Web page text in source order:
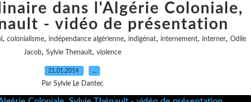
dans l'Algérie Coloniale,
- vidéo de présentation
, colonialisme, indépendance algérienne, indigénat, internement, interner, Odile
Jacob, Sylvie Thenault, violence
21.01.2014 …
Par Sylvie Le Dantec